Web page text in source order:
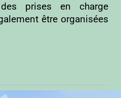
prises en charge
être organisées